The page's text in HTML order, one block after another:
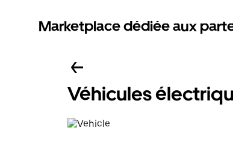
Marketplace dédiée aux
Véhicules